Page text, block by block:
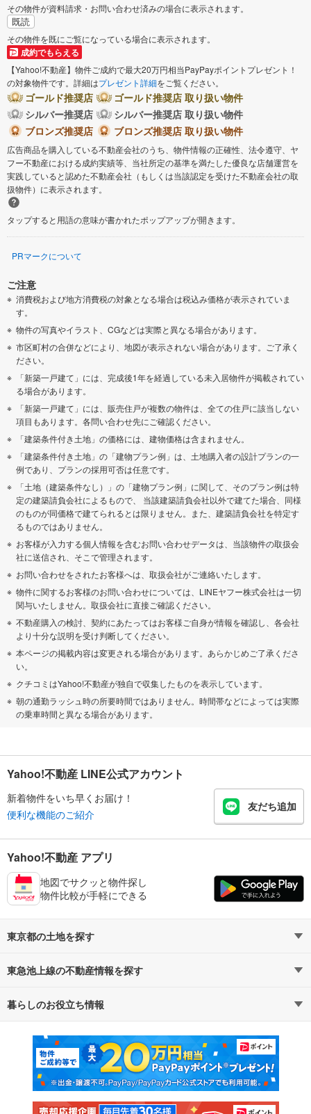
その物件が資料請求・お問い合わせ済みの場合に表示されます。
既読
その物件を既にご覧になっている場合に表示されます。
成約でもらえる
【Yahoo!不動産】物件ご成約で最大20万円相当PayPayポイントプレゼント！
の対象物件です。詳細はプレゼント詳細をご覧ください。
ゴールド推奨店
ゴールド推奨店 取り扱い物件
シルバー推奨店
シルバー推奨店 取り扱い物件
ブロンズ推奨店
ブロンズ推奨店 取り扱い物件
広告商品を購入している不動産会社のうち、物件情報の正確性、法令遵守、ヤ
フー不動産における成約実績等、当社所定の基準を満たした優良な店舗運営を
実践していると認めた不動産会社（もしくは当該認定を受けた不動産会社の取
扱物件）に表示されます。
タップすると用語の意味が書かれたポップアップが開きます。
PRマークについて
ご注意
消費税および地方消費税の対象となる場合は税込み価格が表示されていま
す。
物件の写真やイラスト、CGなどは実際と異なる場合があります。
市区町村の合併などにより、地図が表示されない場合があります。ご了承く
ださい。
「新築一戸建て」には、完成後1年を経過している未入居物件が掲載されてい
る場合があります。
「新築一戸建て」には、販売住戸が複数の物件は、全ての住戸に該当しない
項目もあります。各問い合わせ先にご確認ください。
「建築条件付き土地」の価格には、建物価格は含まれません。
「建築条件付き土地」の「建物プラン例」は、土地購入者の設計プランの一
例であり、プランの採用可否は任意です。
「土地（建築条件なし）」の「建物プラン例」に関して、そのプラン例は特
定の建築請負会社によるもので、 当該建築請負会社以外で建てた場合、同様
のものが同価格で建てられるとは限りません。また、建築請負会社を特定す
るものではありません。
お客様が入力する個人情報を含むお問い合わせデータは、当該物件の取扱会
社に送信され、そこで管理されます。
お問い合わせをされたお客様へは、取扱会社がご連絡いたします。
物件に関するお客様のお問い合わせについては、LINEヤフー株式会社は一切
関与いたしません。取扱会社に直接ご確認ください。
不動産購入の検討、契約にあたってはお客様ご自身が情報を確認し、各会社
より十分な説明を受け判断してください。
本ページの掲載内容は変更される場合があります。あらかじめご了承くださ
い。
クチコミはYahoo!不動産が独自で収集したものを表示しています。
朝の通勤ラッシュ時の所要時間ではありません。時間帯などによっては実際
の乗車時間と異なる場合があります。
Yahoo!不動産 LINE公式アカウント
新着物件をいち早くお届け！
便利な機能のご紹介
友だち追加
Yahoo!不動産 アプリ
地図でサクッと物件探し
物件比較が手軽にできる
東京都の土地を探す
路線・駅から探す
通勤・通学時間から探す
東急池上線の不動産情報を探す
不動産・住宅
新築マンション 中古マンション
新築一戸建て 中古一戸建て
暮らしのお役立ち情報
マンションカタログ 教えて！住まいの先生